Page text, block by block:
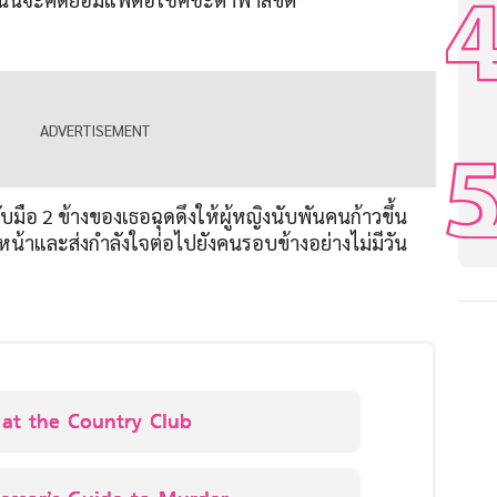
มือ 2 ข้างของเธอฉุดดึงให้ผู้หญิงนับพันคนก้าวขึ้น
าและส่งกำลังใจต่อไปยังคนรอบข้างอย่างไม่มีวัน
the Country Club